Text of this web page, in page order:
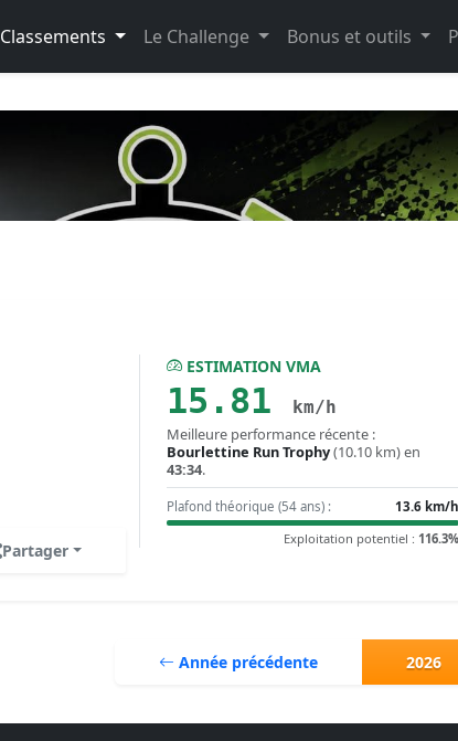
Classements Le Challenge Bonus et outils
Partager
ESTIMATION VMA
15.81 km/h
Meilleure performance récente :
Bourlettine Run Trophy(10.10 km) en
43:34.
Plafond théorique (54 ans) :
13.6 km/h
Exploitation potentiel : 116.3%
Année précédente 2026